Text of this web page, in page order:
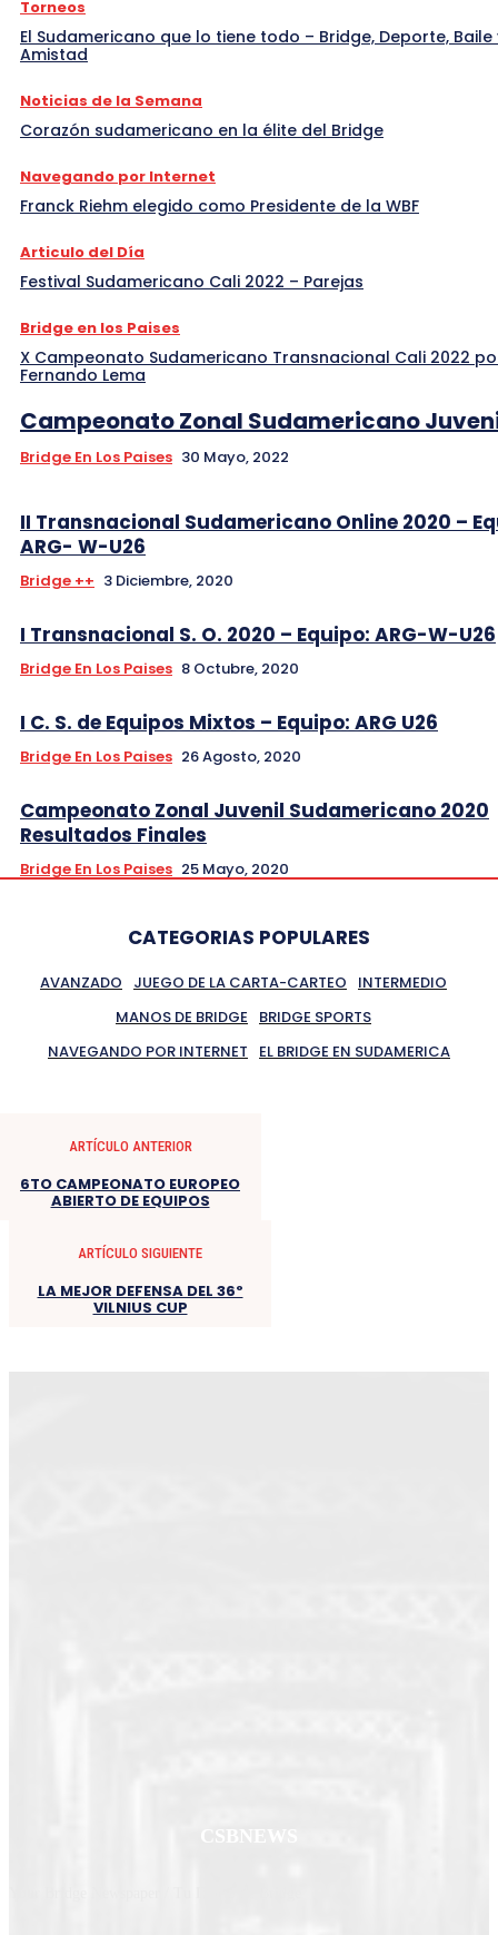
Torneos
El Sudamericano que lo tiene todo – Bridge, Deporte, Baile
Amistad
Noticias de la Semana
Corazón sudamericano en la élite del Bridge
Navegando por Internet
Franck Riehm elegido como Presidente de la WBF
Articulo del Día
Festival Sudamericano Cali 2022 – Parejas
Bridge en los Paises
X Campeonato Sudamericano Transnacional Cali 2022
Fernando Lema
Campeonato Zonal Sudamericano
Bridge En Los Paises 30 Mayo, 2022
II Transnacional Sudamericano Online 2020 –
ARG- W-U26
Bridge ++ 3 Diciembre, 2020
I Transnacional S. O. 2020 – Equipo: ARG-W-U26
Bridge En Los Paises 8 Octubre, 2020
I C. S. de Equipos Mixtos – Equipo: ARG U26
Bridge En Los Paises 26 Agosto, 2020
Campeonato Zonal Juvenil Sudamericano 2020
Resultados Finales
Bridge En Los Paises 25 Mayo, 2020
CATEGORIAS POPULARES
AVANZADO JUEGO DE LA CARTA-CARTEO
INTERMEDIO
MANOS DE BRIDGE
BRIDGE SPORTS
NAVEGANDO POR INTERNET
EL BRIDGE EN SUDAMERICA
ARTÍCULO ANTERIOR
6TO CAMPEONATO EUROPEO
ABIERTO DE EQUIPOS
ARTÍCULO SIGUIENTE
LA MEJOR DEFENSA DEL 36º
VILNIUS CUP